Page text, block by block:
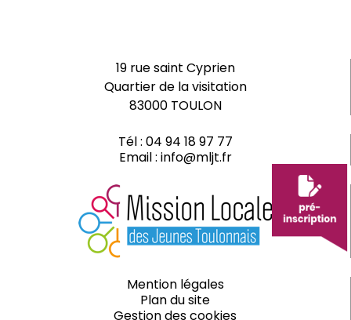
19 rue saint Cyprien
Quartier de la visitation
83000 TOULON
Tél : 04 94 18 97 77
Email : info@mljt.fr
Mention légales
Plan du site
Gestion des cookies